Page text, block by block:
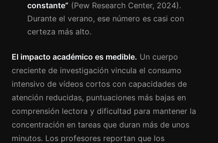
constante” (Pew Research Center, 2024).
Durante el verano, ese número es casi con
certeza más alto.
El impacto académico es medible. Un cuerpo
creciente de investigación vincula el consumo
intensivo de vídeos cortos con capacidades de
atención reducidas, puntuaciones más bajas en
comprensión lectora y dificultad para mantener la
concentración en tareas que duran más de unos
minutos. Los profesores reportan que los